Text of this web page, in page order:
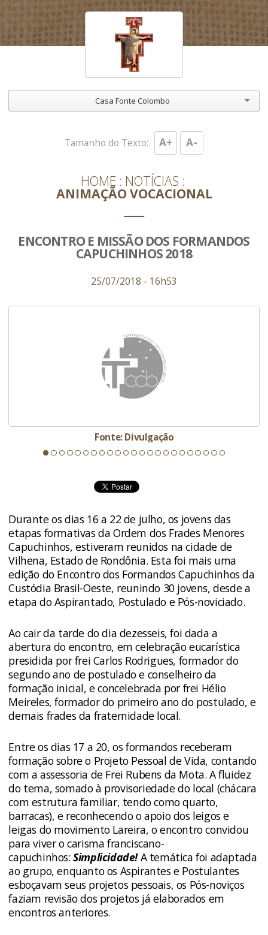
Casa Fonte Colombo
HOME NOTÍCIAS
ANIMAÇÃO VOCACIONAL
Tamanho do Texto: A+ A-
ENCONTRO E MISSÃO DOS FORMANDOS
CAPUCHINHOS 2018
25/07/2018 - 16h53
Fonte: Divulgação
Durante os dias 16 a 22 de julho, os jovens das
etapas formativas da Ordem dos Frades Menores
Capuchinhos, estiveram reunidos na cidade de
Vilhena, Estado de Rondônia. Esta foi mais uma
edição do Encontro dos Formandos Capuchinhos da
Custódia Brasil-Oeste, reunindo 30 jovens, desde a
etapa do Aspirantado, Postulado e Pós-noviciado.
Ao cair da tarde do dia dezesseis, foi dada a
abertura do encontro, em celebração eucarística
presidida por frei Carlos Rodrigues, formador do
segundo ano de postulado e conselheiro da
formação inicial, e concelebrada por frei Hélio
Meireles, formador do primeiro ano do postulado, e
demais frades da fraternidade local.
Entre os dias 17 a 20, os formandos receberam
formação sobre o Projeto Pessoal de Vida, contando
com a assessoria de Frei Rubens da Mota. A fluidez
do tema, somado à provisoriedade do local (chácara
com estrutura familiar, tendo como quarto,
barracas), e reconhecendo o apoio dos leigos e
leigas do movimento Lareira, o encontro convidou
para viver o carisma franciscano-
capuchinhos:Simplicidade!A temática foi adaptada
ao grupo, enquanto os Aspirantes e Postulantes
esboçavam seus projetos pessoais, os Pós-noviços
faziam revisão dos projetos já elaborados em
encontros anteriores.